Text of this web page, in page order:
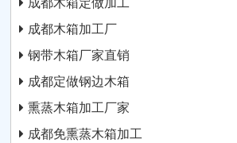
成都木箱加工厂
钢带木箱厂家直销
成都定做钢边木箱
熏蒸木箱加工厂家
成都免熏蒸木箱加工